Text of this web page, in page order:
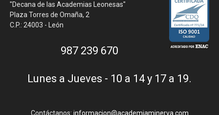
"Decana de las Academias Leonesas"
Plaza Torres de Omaña, 2
C.P.: 24003 - León
987 239 670
Lunes a Jueves - 10 a 14 y 17 a 19.
Contáctanos: informacion@academiaminerva.com